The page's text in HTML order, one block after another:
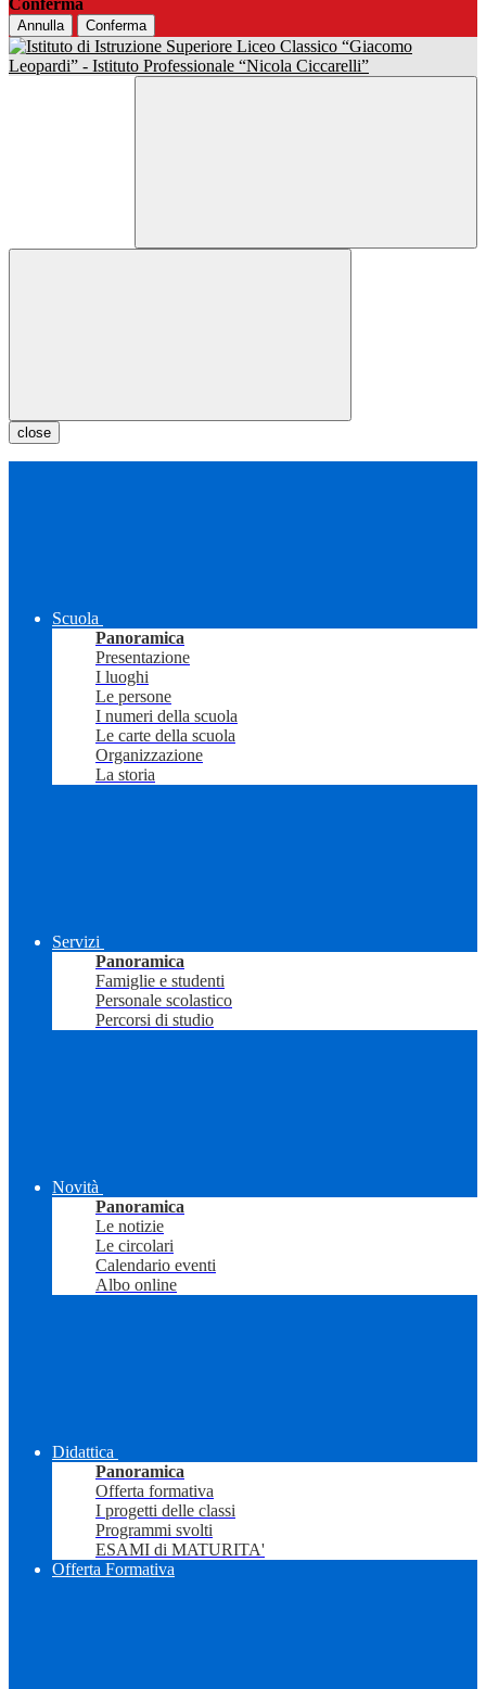
Conferma
Annulla Conferma
close
Scuola
Panoramica
Presentazione
I luoghi
Le persone
I numeri della scuola
Le carte della scuola
Organizzazione
La storia
Servizi
Panoramica
Famiglie e studenti
Personale scolastico
Percorsi di studio
Novità
Panoramica
Le notizie
Le circolari
Calendario eventi
Albo online
Didattica
Panoramica
Offerta formativa
I progetti delle classi
Programmi svolti
ESAMI di MATURITA'
Offerta Formativa